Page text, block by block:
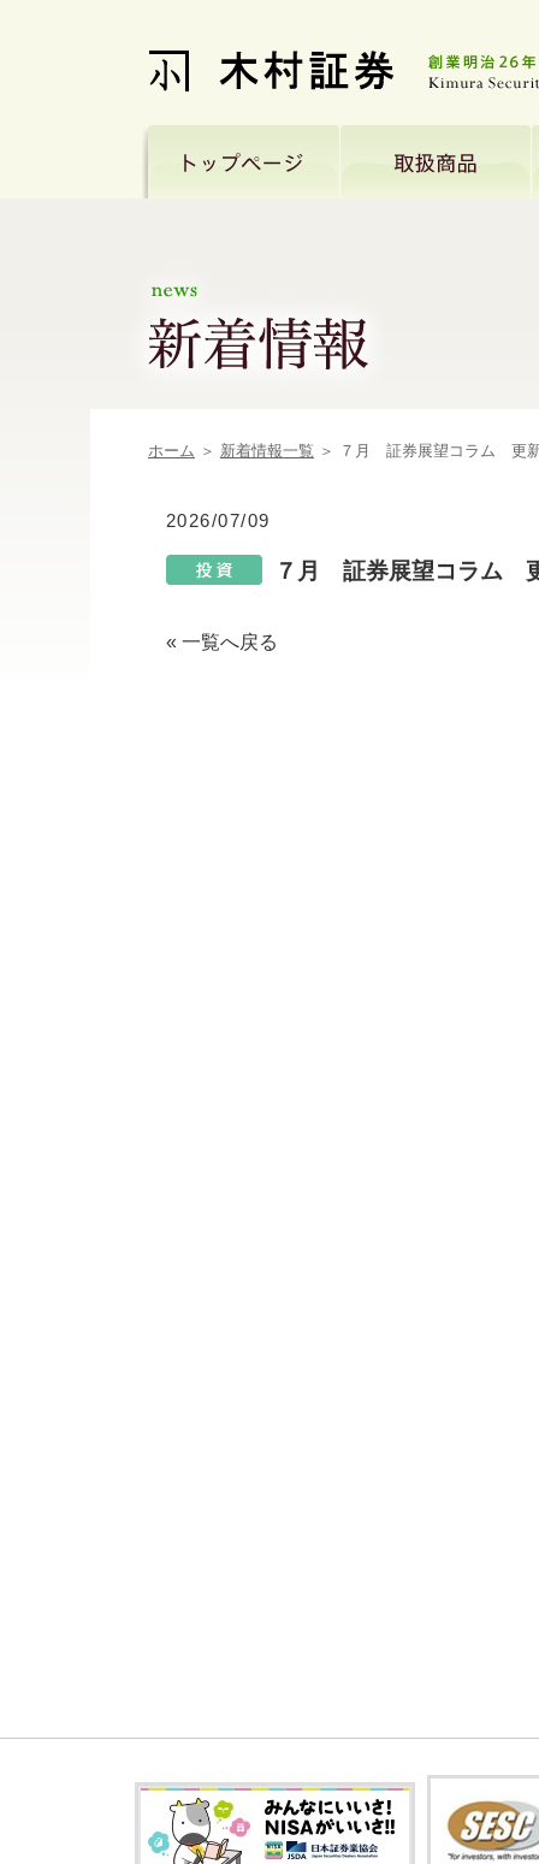
ホーム ＞ 新着情報一覧 ＞ ７月 証券展望コラム 更
2026/07/09
７月 証券展望コラム
« 一覧へ戻る